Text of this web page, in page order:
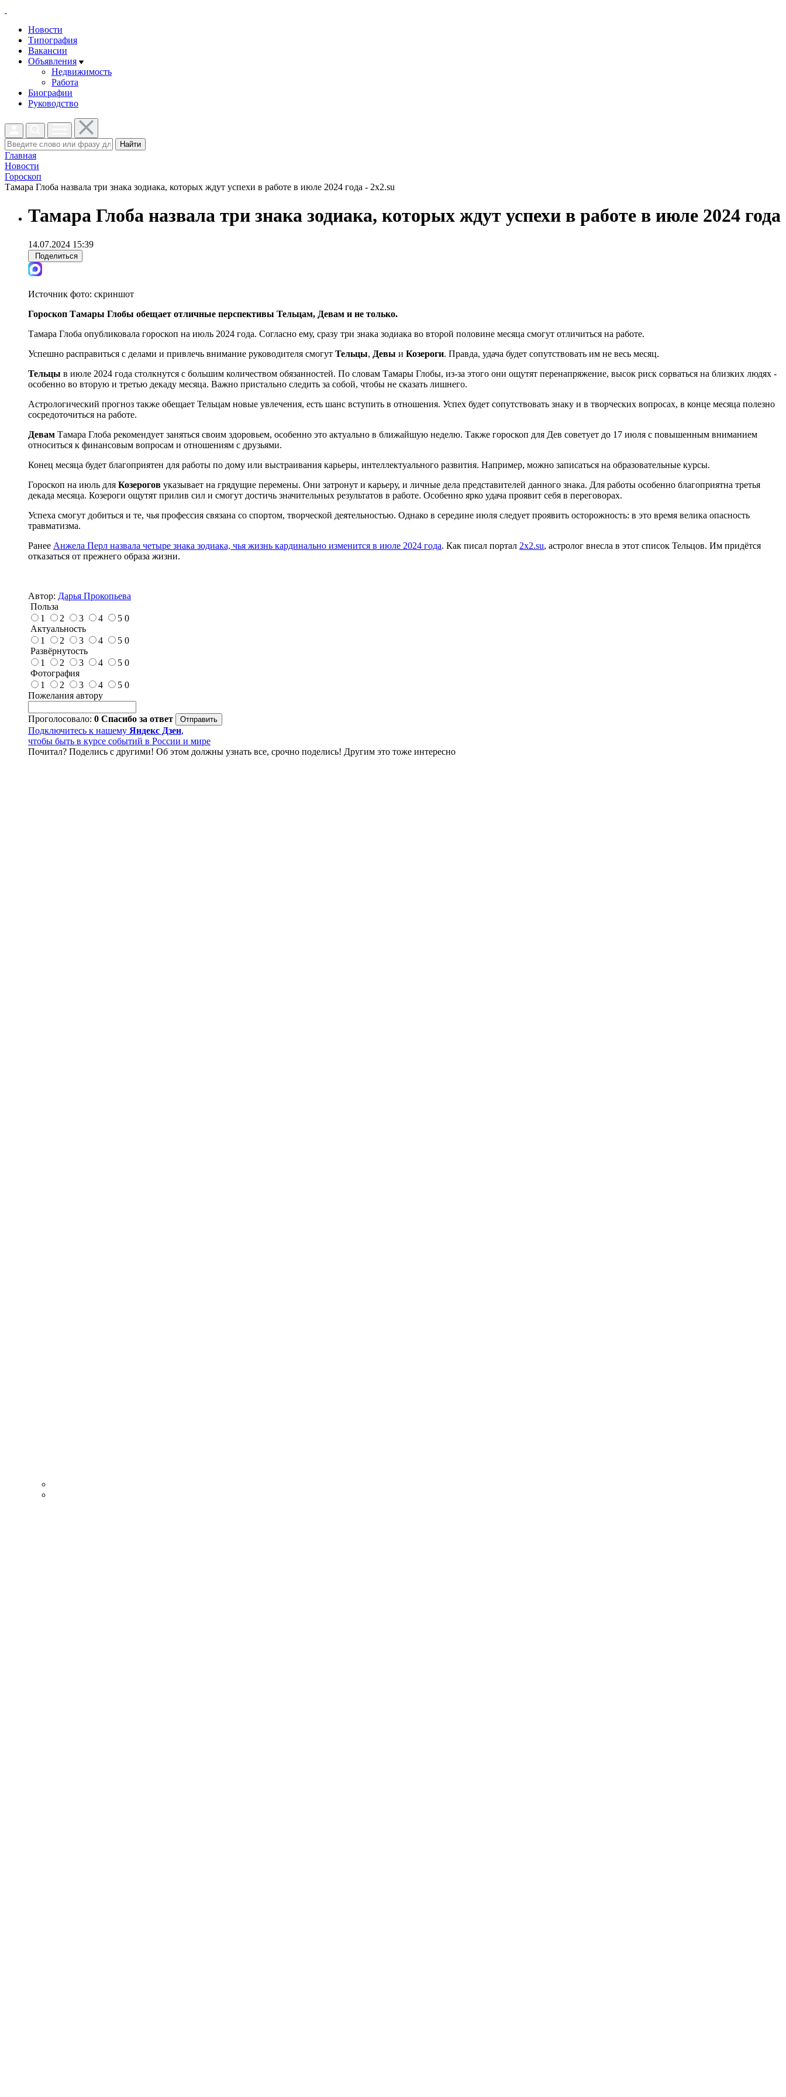
Новости
Типография
Вакансии
Объявления
Недвижимость
Работа
Биографии
Руководство
Найти
Главная
Новости
Гороскоп
Тамара Глоба назвала три знака зодиака, которых ждут успехи в работе в июле 2024 года - 2x2.su
Тамара Глоба назвала три знака зодиака, которых ждут успехи в работе в июле 2024 года
14.07.2024 15:39
Поделиться
Источник фото: скриншот
Гороскоп Тамары Глобы обещает отличные перспективы Тельцам, Девам и не только.
Тамара Глоба опубликовала гороскоп на июль 2024 года. Согласно ему, сразу три знака зодиака во второй половине месяца смогут отличиться на работе.
Успешно расправиться с делами и привлечь внимание руководителя смогут Тельцы, Девы и Козероги. Правда, удача будет сопутствовать им не весь месяц.
Тельцы в июле 2024 года столкнутся с большим количеством обязанностей. По словам Тамары Глобы, из-за этого они ощутят перенапряжение, высок риск сорваться на близких людях -
особенно во вторую и третью декаду месяца. Важно пристально следить за собой, чтобы не сказать лишнего.
Астрологический прогноз также обещает Тельцам новые увлечения, есть шанс вступить в отношения. Успех будет сопутствовать знаку и в творческих вопросах, в конце месяца полезно
сосредоточиться на работе.
Девам Тамара Глоба рекомендует заняться своим здоровьем, особенно это актуально в ближайшую неделю. Также гороскоп для Дев советует до 17 июля с повышенным вниманием
относиться к финансовым вопросам и отношениям с друзьями.
Конец месяца будет благоприятен для работы по дому или выстраивания карьеры, интеллектуального развития. Например, можно записаться на образовательные курсы.
Гороскоп на июль для Козерогов указывает на грядущие перемены. Они затронут и карьеру, и личные дела представителей данного знака. Для работы особенно благоприятна третья
декада месяца. Козероги ощутят прилив сил и смогут достичь значительных результатов в работе. Особенно ярко удача проявит себя в переговорах.
Успеха смогут добиться и те, чья профессия связана со спортом, творческой деятельностью. Однако в середине июля следует проявить осторожность: в это время велика опасность
травматизма.
Ранее Анжела Перл назвала четыре знака зодиака, чья жизнь кардинально изменится в июле 2024 года. Как писал портал 2x2.su, астролог внесла в этот список Тельцов. Им придётся
отказаться от прежнего образа жизни.
Автор: Дарья Прокопьева
Польза
1
2 3 4 5 0
Актуальность
1
2 3 4 5 0
Развёрнутость
1
2 3 4 5 0
Фотография
1
2 3 4 5 0
Пожелания автору
Проголосовало: 0 Спасибо за ответ
Подключитесь к нашему Яндекс Дзен,
чтобы быть в курсе событий в России и мире
Почитал? Поделись с другими! Об этом должны узнать все, срочно поделись! Другим это тоже интересно